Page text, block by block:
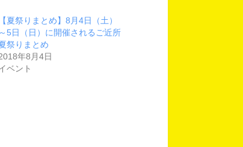
【夏祭りまとめ】8月4日（土）
～5日（日）に開催されるご近所
祭りまとめ
年8月4日
ベント